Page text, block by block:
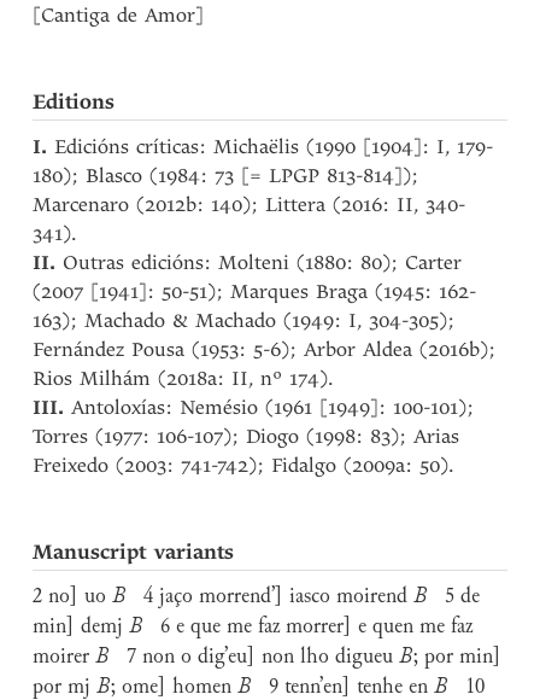
[Cantiga de Amor]
Editions
I. Edicións críticas: Michaëlis (1990 [1904]: I, 179-
180); Blasco (1984: 73 [= LPGP 813-814]);
Marcenaro (2012b: 140); Littera (2016: II, 340-
341).
II. Outras edicións: Molteni (1880: 80); Carter
(2007 [1941]: 50-51); Marques Braga (1945: 162-
163); Machado & Machado (1949: I, 304-305);
Fernández Pousa (1953: 5-6); Arbor Aldea (2016b);
Rios Milhám (2018a: II, nº 174).
III. Antoloxías: Nemésio (1961 [1949]: 100-101);
Torres (1977: 106-107); Diogo (1998: 83); Arias
Freixedo (2003: 741-742); Fidalgo (2009a: 50).
Manuscript variants
2 no] uoB 4 jaço morrend’] iasco moirendB 5 de
min] demjB 6 e que me faz morrer] e quen me faz
moirerB 7 non o dig’eu] non lho digueuB; por min]
por mjB; ome] homenB 9 tenn’en] tenhe enB 10